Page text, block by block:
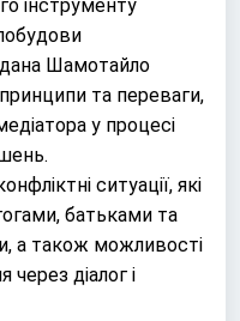
інструменту
Шамотайло
принципи та переваги,
у процесі
ситуації, які
батьками та
а також можливості
діалог і